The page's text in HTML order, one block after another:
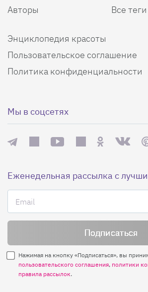
Авторы
Все теги
Энциклопедия красоты
Пользовательское соглашение
Политика конфиденциальности
Мы в соцсетях
Еженедельная рассылка с
Нажимая на кнопку «Подписаться», вы
пользовательского соглашения, политики
правила рассылок.